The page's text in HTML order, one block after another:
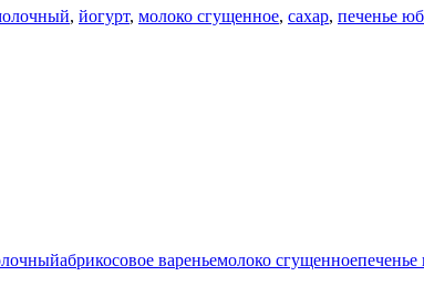
, йогурт, молоко сгущенное, сахар, печенье
абрикосовое вареньемолоко сгущенное